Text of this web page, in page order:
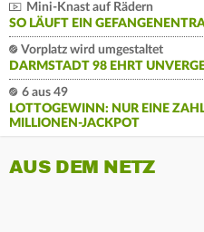
Mini-Knast auf Rädern
SO LÄUFT EIN
Vorplatz wird umgestaltet
DARMSTADT 98 EHRT
6 aus 49
LOTTOGEWINN: NUR EINE
MILLIONEN-JACKPOT
AUS DEM NETZ